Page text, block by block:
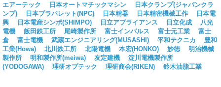
エアーテック
日本オートマチックマシン
日本クランプ(ジャパンクラ
ンプ)
日本プラパレット(NPC) 日本精器 日本精密機械工作
日本電
興
日本電産シンポ(SHIMPO) 日立アプライアンス 日立化成
八光
電機
飯田鉄工所 尾崎製作所 富士インパルス 富士元工業
富士
倉
富士電機 武蔵エンジニアリング(MUSASHI) 平和テクニカ
豊和
工業(Howa)
北川鉄工所 北陽電機 本宏(HONKO) 妙徳
明治機械
製作所
明和製作所(meiwa) 友定建機
淀川電機製作所
(YODOGAWA)
理研オプテック 理研商会(RIKEN) 鈴木油脂工業